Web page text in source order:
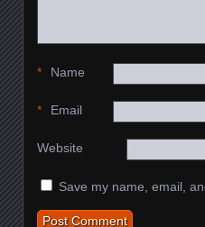
Name
*
Email
*
Website
Save my name, email,